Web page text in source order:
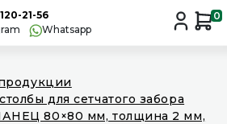
21-56
Whatsapp
0
для сетчатого забора
80×80 мм, толщина 2 мм,